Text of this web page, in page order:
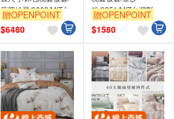
藍英紛飛/0802/MIT台
灣製
贈OPENPOINT
$6480
粉/0851/MIT台灣製
贈OPENPOINT
$1580